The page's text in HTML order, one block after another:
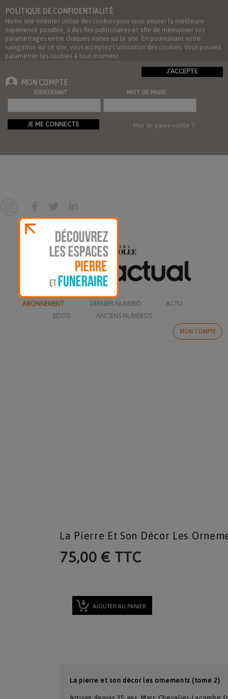
POLITIQUE DE CONFIDENTIALITÉ
Notre site internet utilise des cookies pour vous assurer la meilleure
expérience possible, à des fins publicitaires et afin de mémoriser vos
paramétrages entre chaques visites sur le site. En poursuivant votre
navigation sur ce site, vous acceptez l'utilisation des cookies. Vous pouvez
paramétrer les cookies à tout moment.
J'ACCEPTE
MON COMPTE
IDENTIFIANT MOT DE PASSE
JE ME CONNECTE Mot de passe oublié ?
MON COMPTE
ABONNEMENT DERNIER NUMERO
ACTU
EDITO
ANCIENS NUMEROS
La Pierre Et Son Décor Les
75,00 € TTC
AJOUTER AU PANIER
La pierre et son décor les ornements (tome 2)